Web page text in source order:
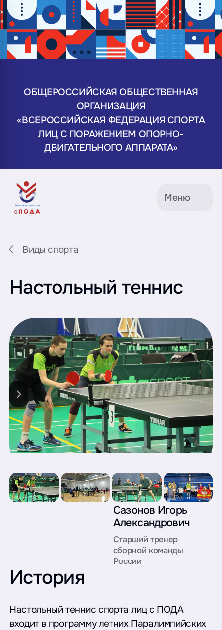
ОБЩЕРОССИЙСКАЯ ОБЩЕСТВЕННАЯ
ОРГАНИЗАЦИЯ
«ВСЕРОССИЙСКАЯ ФЕДЕРАЦИЯ СПОРТА
ЛИЦ С ПОРАЖЕНИЕМ ОПОРНО-
ДВИГАТЕЛЬНОГО АППАРАТА»
Меню
Виды спорта
Настольный теннис
Сазонов Игорь
Александрович
Старший тренер
сборной команды
России
История
Настольный теннис спорта лиц с ПОДА
входит в программу летних Паралимпийских